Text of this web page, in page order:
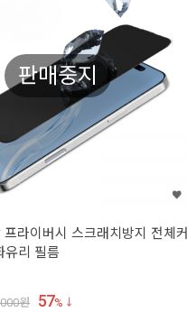
판매중지
라이버시 스크래치방지 전체커
유리 필름
원 57%